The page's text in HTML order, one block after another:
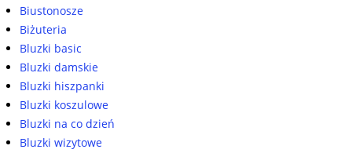
Biustonosze
Biżuteria
Bluzki basic
Bluzki damskie
Bluzki hiszpanki
Bluzki koszulowe
Bluzki na co dzień
Bluzki wizytowe